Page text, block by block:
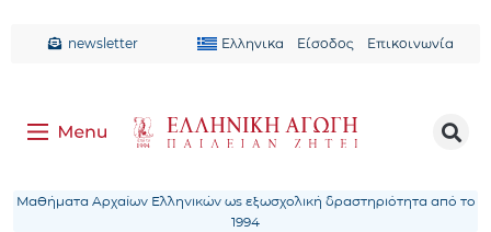
newsletter Ελληνικα Είσοδος Επικοινωνία
Μαθήματα Αρχαίων Ελληνικών ως εξωσχολική δραστηριότητα από το
1994